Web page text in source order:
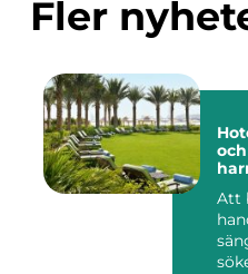
Fler
Att